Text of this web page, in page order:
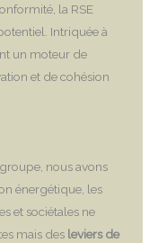
la RSE
Intriquée à
un moteur de
et de cohésion
nous avons
énergétique, les
et sociétales ne
mais des leviers de